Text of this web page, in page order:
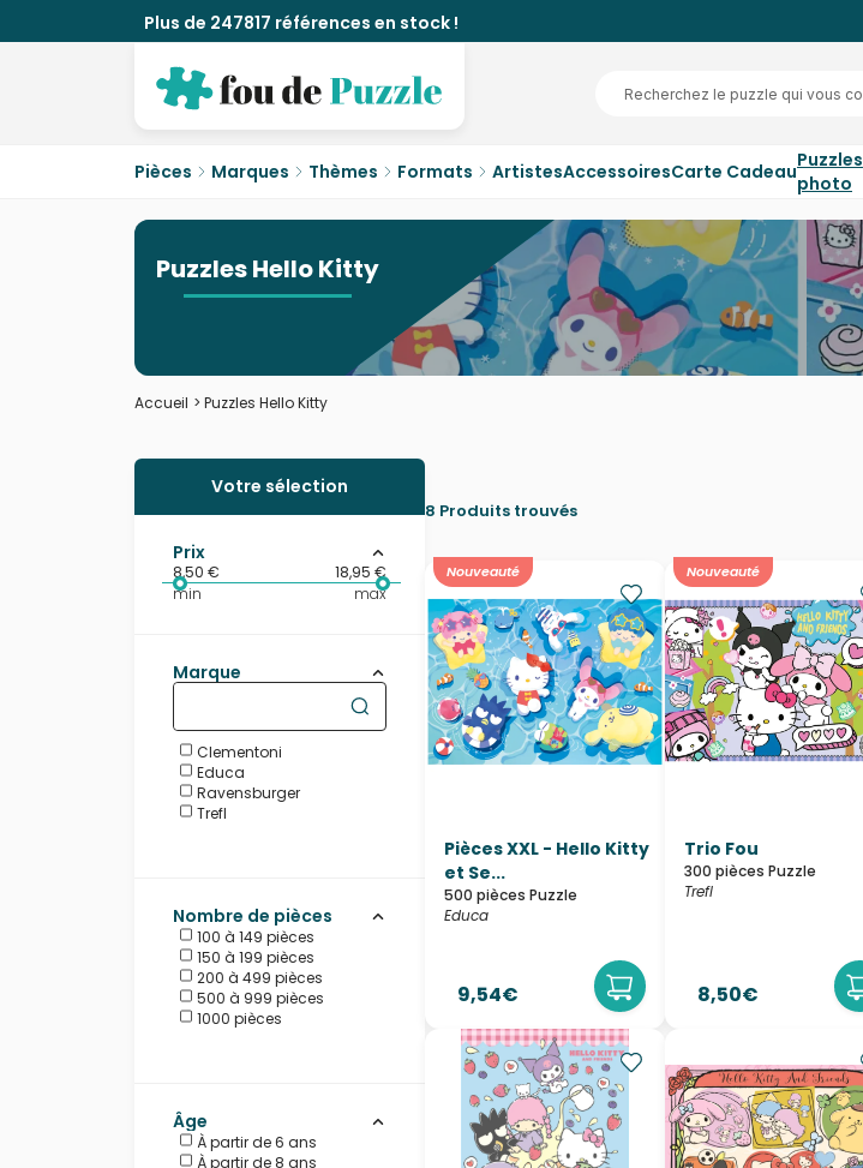
Plus de 247817 références en stock !
Pièces Marques Thèmes Formats ArtistesAccessoiresCarte CadeauPuzzles
photo
Puzzles Hello Kitty
Accueil > Puzzles Hello Kitty
8 Produits trouvés
Nouveauté
Pièces XXL - Hello Kitty
et Se...
500 pièces Puzzle
Educa
9,54€
Nouveauté
Trio Fou
300 pièces Puzzle
Trefl
8,50€
Votre sélection
Prix
8,50 €
18,95 €
min
max
Marque
Clementoni
Educa
Ravensburger
Trefl
Nombre de pièces
100 à 149 pièces
150 à 199 pièces
200 à 499 pièces
500 à 999 pièces
1000 pièces
Âge
À partir de 6 ans
À partir de 8 ans